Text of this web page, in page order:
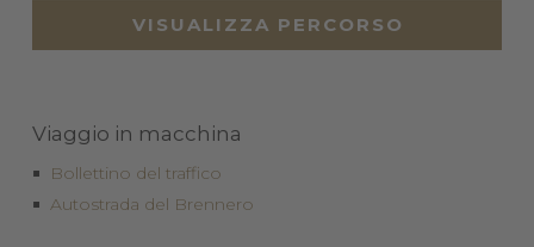
VISUALIZZA PERCORSO
Viaggio in macchina
Bollettino del traffico
Autostrada del Brennero